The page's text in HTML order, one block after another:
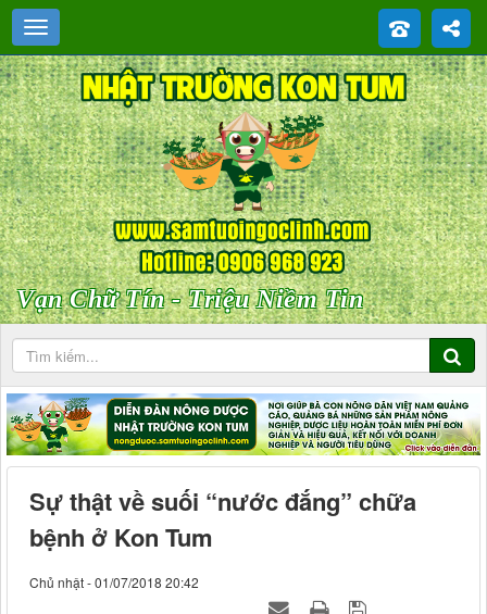
Vạn Chữ Tín - Triệu Niềm Tin
Sự thật về suối “nước đắng” chữa
bệnh ở Kon Tum
Chủ nhật - 01/07/2018 20:42